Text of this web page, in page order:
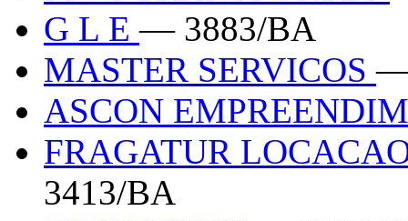
G L E— 3883/BA
MASTER SERVICOS—
ASCON
FRAGATUR
3413/BA